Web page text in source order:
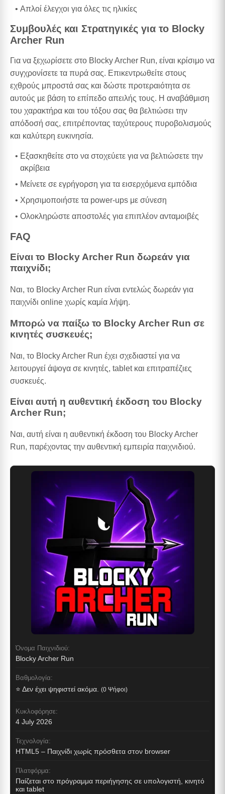
Απλοί έλεγχοι για όλες τις ηλικίες
Συμβουλές και Στρατηγικές για το Blocky
Archer Run
Για να ξεχωρίσετε στο Blocky Archer Run, είναι κρίσιμο να
συγχρονίσετε τα πυρά σας. Επικεντρωθείτε στους
εχθρούς μπροστά σας και δώστε προτεραιότητα σε
αυτούς με βάση το επίπεδο απειλής τους. Η αναβάθμιση
του χαρακτήρα και του τόξου σας θα βελτιώσει την
απόδοσή σας, επιτρέποντας ταχύτερους πυροβολισμούς
και καλύτερη ευκινησία.
Εξασκηθείτε στο να στοχεύετε για να βελτιώσετε την
ακρίβεια
Μείνετε σε εγρήγορση για τα εισερχόμενα εμπόδια
Χρησιμοποιήστε τα power-ups με σύνεση
Ολοκληρώστε αποστολές για επιπλέον ανταμοιβές
FAQ
Είναι το Blocky Archer Run δωρεάν για
παιχνίδι;
Ναι, το Blocky Archer Run είναι εντελώς δωρεάν για
παιχνίδι online χωρίς καμία λήψη.
Μπορώ να παίξω το Blocky Archer Run σε
κινητές συσκευές;
Ναι, το Blocky Archer Run έχει σχεδιαστεί για να
λειτουργεί άψογα σε κινητές, tablet και επιτραπέζιες
συσκευές.
Είναι αυτή η αυθεντική έκδοση του Blocky
Archer Run;
Ναι, αυτή είναι η αυθεντική έκδοση του Blocky Archer
Run, παρέχοντας την αυθεντική εμπειρία παιχνιδιού.
Όνομα Παιχνιδιού:
Blocky Archer Run
Βαθμολογία:
⭐ Δεν έχει ψηφιστεί ακόμα. (0 Ψήφοι)
Κυκλοφόρησε:
4 July 2026
Τεχνολογία:
HTML5 – Παιχνίδι χωρίς πρόσθετα στον browser
Πλατφόρμα:
Παίζεται στο πρόγραμμα περιήγησης σε υπολογιστή, κινητό
και tablet